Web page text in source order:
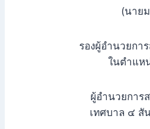
(นาย
รองผู้อำนวยการสถา
ในตำแห
ผู้อำนวยการสถาน
เทศบาล ๔ สั